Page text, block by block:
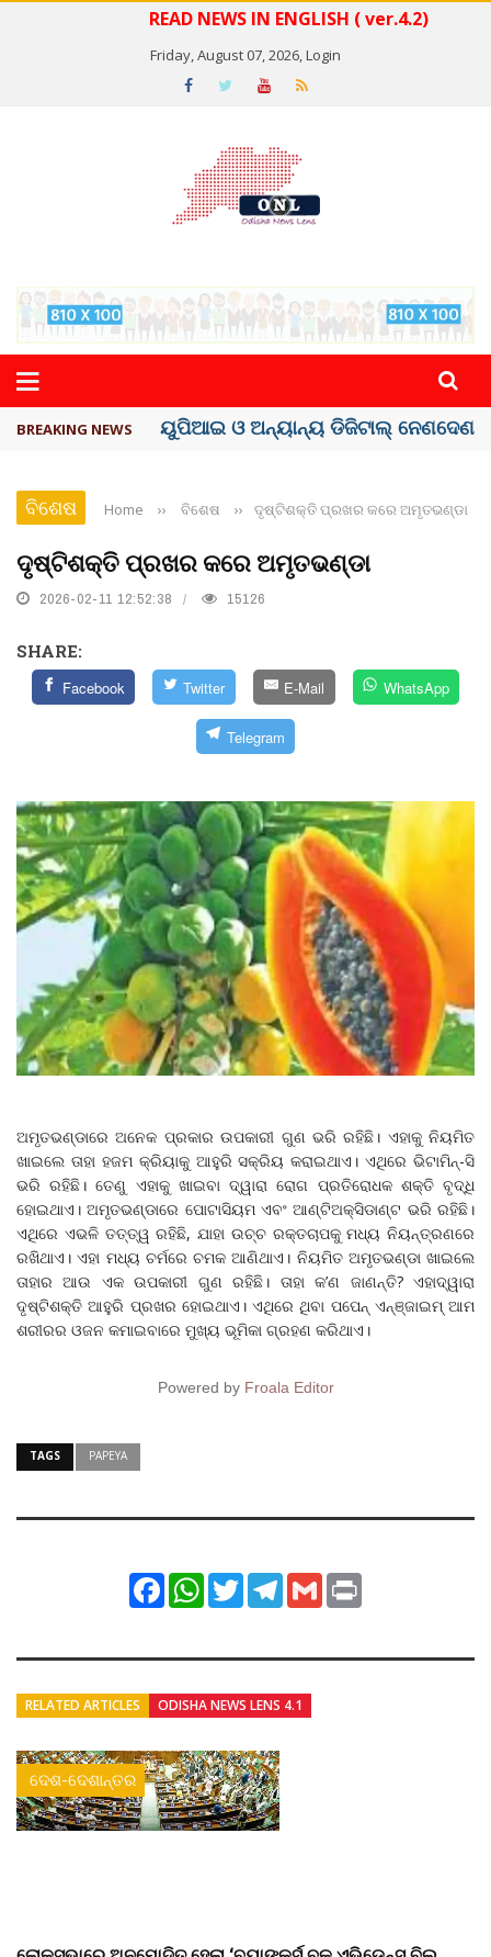
READ NEWS IN ENGLISH ( ver.4.2)
Friday, August 07, 2026,Login
BREAKING NEWS ତଣ୍ଡ ଗଣିବା ମେଟା, ଦେବ ୫ ହଜାର କୋଟିର
ବିଶେଷ Home ›› ବିଶେଷ ›› ଦୃଷ୍ଟିଶକ୍ତି ପ୍ରଖର କରେ ଅମୃତଭଣ୍ଡା
ଦୃଷ୍ଟିଶକ୍ତି ପ୍ରଖର କରେ ଅମୃତଭଣ୍ଡା
2026-02-11 12:52:38 15126
SHARE:
Facebook Twitter E-Mail WhatsApp
Telegram
ଅମୃତଭଣ୍ଡାରେ ଅନେକ ପ୍ରକାର ଉପକାରୀ ଗୁଣ ଭରି ରହିଛି। ଏହାକୁ ନିୟମିତ
ଖାଇଲେ ତାହା ହଜମ କ୍ରିୟାକୁ ଆହୁରି ସକ୍ରିୟ କରାଇଥାଏ। ଏଥିରେ ଭିଟାମିନ୍‌-ସି
ଭରି ରହିଛି। ତେଣୁ ଏହାକୁ ଖାଇବା ଦ୍ୱାରା ରୋଗ ପ୍ରତିରୋଧକ ଶକ୍ତି ବୃଦ୍ଧି
ହୋଇଥାଏ। ଅମୃତଭଣ୍ଡାରେ ପୋଟାସିୟମ ଏବଂ ଆଣ୍ଟିଅକ୍ସିଡାଣ୍ଟ ଭରି ରହିଛି।
ଏଥିରେ ଏଭଳି ତତ୍ତ୍ୱ ରହିଛି, ଯାହା ଉଚ୍ଚ ରକ୍ତଚାପକୁ ମଧ୍ୟ ନିୟନ୍ତ୍ରଣରେ
ରଖିଥାଏ। ଏହା ମଧ୍ୟ ଚର୍ମରେ ଚମକ ଆଣିଥାଏ। ନିୟମିତ ଅମୃତଭଣ୍ଡା ଖାଇଲେ
ତାହାର ଆଉ ଏକ ଉପକାରୀ ଗୁଣ ରହିଛି। ତାହା କ’ଣ ଜାଣନ୍ତି? ଏହାଦ୍ୱାରା
ଦୃଷ୍ଟିଶକ୍ତି ଆହୁରି ପ୍ରଖର ହୋଇଥାଏ। ଏଥିରେ ଥିବା ପପେନ୍‌ ଏନ୍‌ଞ୍ଜାଇମ୍‌ ଆମ
ଶରୀରର ଓଜନ କମାଇବାରେ ମୁଖ୍ୟ ଭୂମିକା ଗ୍ରହଣ କରିଥାଏ।
Powered by Froala Editor
TAGS PAPEYA
FacebookWhatsApp
TwitterTelegram
Gmail
RELATED ARTICLES ODISHA NEWS LENS 4.1
ଦେଶ-ଦେଶାନ୍ତର